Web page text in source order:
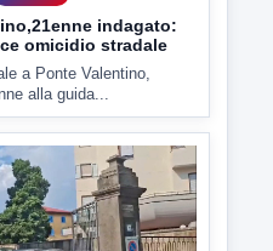
▶
CRONACA